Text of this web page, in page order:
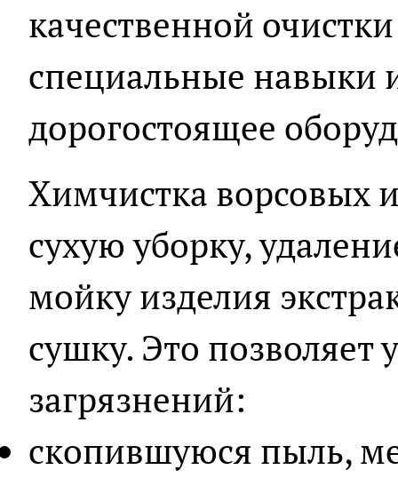
качественной
специальные навыки
дорогостоящее
Химчистка ворсовых
сухую уборку,
мойку изделия
сушку. Это позволяет
загрязнений:
скопившуюся пыль,